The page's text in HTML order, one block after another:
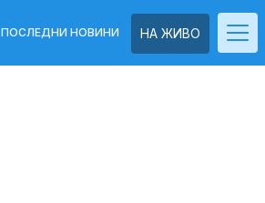
НА ЖИВО
ПОСЛЕДНИ НОВИНИ